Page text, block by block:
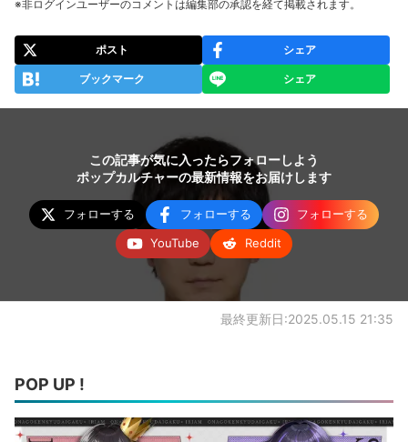
※非ログインユーザーのコメントは編集部の承認を経て掲載されます。
ポスト シェア
ブックマーク シェア
この記事が気に入ったらフォローしよう
ポップカルチャーの最新情報をお届けします
フォローする フォローする
フォローする
YouTube
Reddit
最終更新日:2025.05.15 21:35
POP UP !